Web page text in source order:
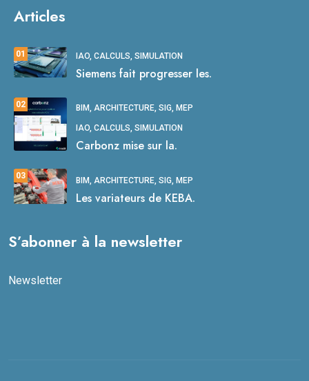
Articles
01 IAO, CALCULS, SIMULATION
Siemens fait progresser les.
02 BIM, ARCHITECTURE, SIG, MEP
IAO, CALCULS, SIMULATION
Carbonz mise sur la.
03 BIM, ARCHITECTURE, SIG, MEP
Les variateurs de KEBA.
S’abonner à la newsletter
Newsletter